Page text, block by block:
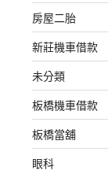
房屋二胎
新莊機車借款
未分類
板橋機車借款
板橋當舖
眼科